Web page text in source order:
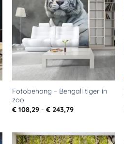
Toevoegen
aan
verlanglijst
Fotobehang – Bengali tiger in
zoo
€ 108,29 - € 243,79Prijsklasse: